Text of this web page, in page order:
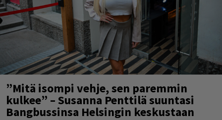
”Mitä isompi vehje, sen paremmin
kulkee” – Susanna Penttilä suuntasi
Bangbussinsa Helsingin keskustaan